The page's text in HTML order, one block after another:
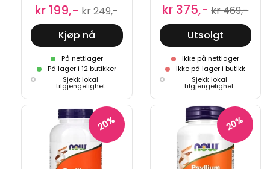
kr 199,- kr 249,-
Kjøp nå
På nettlager
På lager i 12 butikker
Sjekk lokal
tilgjengelighet
kr 375,- kr 469,-
Utsolgt
Ikke på nettlager
Ikke på lager i butikk
Sjekk lokal
tilgjengelighet
20% 20%